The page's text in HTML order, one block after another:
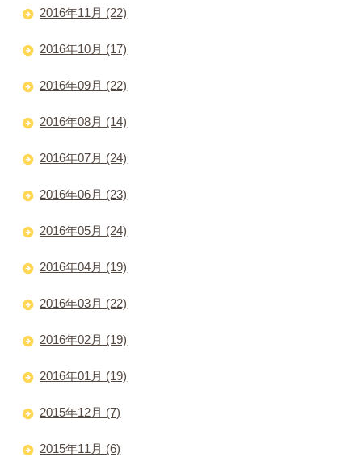
2016年11月 (22)
2016年10月 (17)
2016年09月 (22)
2016年08月 (14)
2016年07月 (24)
2016年06月 (23)
2016年05月 (24)
2016年04月 (19)
2016年03月 (22)
2016年02月 (19)
2016年01月 (19)
2015年12月 (7)
2015年11月 (6)